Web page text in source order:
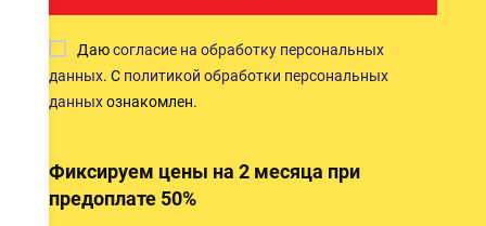
Даюсогласие на обработку персональных
данных. С политикой обработки персональных
данныхознакомлен.
Фиксируем цены на 2 месяца при
предоплате 50%